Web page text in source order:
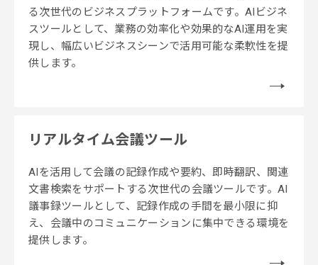
る次世代のビジネスプラットフォームです。AIビジネ
スツールとして、業務の効率化や効果的なAI運用を実
現し、幅広いビジネスシーンで活用可能な柔軟性を提
供します。
リアルタイム会議ツール
AIを活用して会議の記録作成や要約、即時翻訳、関連
文書検索をサポートする次世代の会議ツールです。AI
議事録ツールとして、記録作成の手間を最小限に抑
え、会議中のコミュニケーションに集中できる環境を
提供します。